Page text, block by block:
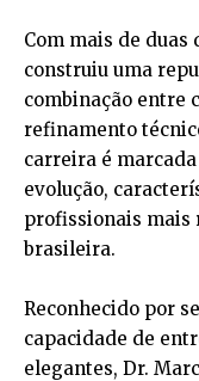
Com mais de duas
construiu uma
combinação entre
refinamento
carreira é
evolução,
profissionais mais
brasileira.
Reconhecido por
capacidade de
elegantes, Dr.